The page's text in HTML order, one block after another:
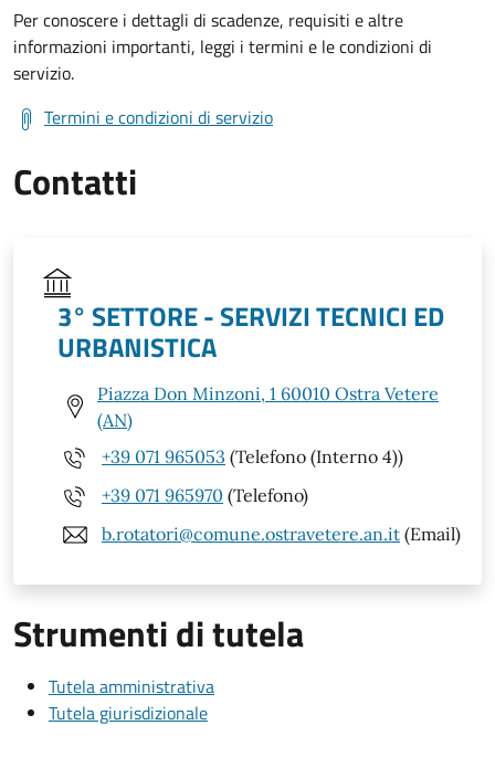
Per conoscere i dettagli di scadenze, requisiti e altre
informazioni importanti, leggi i termini e le condizioni di
servizio.
Termini e condizioni di servizio
Contatti
3° SETTORE - SERVIZI TECNICI ED
URBANISTICA
Piazza Don Minzoni, 1 60010 Ostra Vetere
(AN)
+39 071 965053 (Telefono (Interno 4))
+39 071 965970 (Telefono)
b.rotatori@comune.ostravetere.an.it (Email)
Strumenti di tutela
Tutela amministrativa
Tutela giurisdizionale